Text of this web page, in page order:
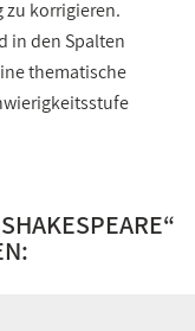
zu korrigieren.
in den Spalten
thematische
“